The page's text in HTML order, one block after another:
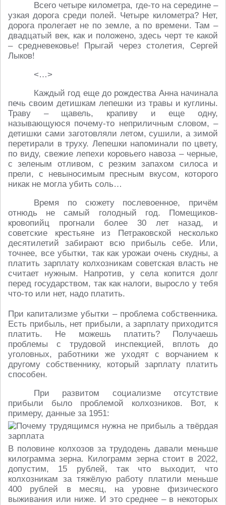
Всего четыре километра, где-то на середине –
узкая дорога среди полей. Четыре километра? Нет,
дорога пролегает не по земле, а по времени. Там –
двадцатый век, как и положено, здесь черт те какой
– средневековье! Прыгай через столетия, Сергей
Лыков!
<…>
Каждый год еще до рождества Анна начинала
печь своим детишкам лепешки из травы и куглины.
Траву – щавель, крапиву и еще одну,
называющуюся почему-то неприличным словом, –
детишки сами заготовляли летом, сушили, а зимой
перетирали в труху. Лепешки напоминали по цвету,
по виду, свежие лепехи коровьего навоза – черные,
с зеленым отливом, с резким запахом силоса и
прели, с невыносимым пресным вкусом, которого
никак не могла убить соль…
Время по сюжету послевоенное, причём
отнюдь не самый голодный год. Помещиков-
кровопийц прогнали более 30 лет назад, и
советские крестьяне из Петраковской несколько
десятилетий забирают всю прибыль себе. Или,
точнее, все убытки, так как урожаи очень скудны, а
платить зарплату колхозникам советская власть не
считает нужным. Напротив, у села копится долг
перед государством, так как налоги, выросло у тебя
что-то или нет, надо платить.
При капитализме убытки – проблема собственника.
Есть прибыль, нет прибыли, а зарплату приходится
платить. Не можешь платить? Получаешь
проблемы с трудовой инспекцией, вплоть до
уголовных, работники же уходят с ворчанием к
другому собственнику, который зарплату платить
способен.
При развитом социализме отсутствие
прибыли было проблемой колхозников. Вот, к
примеру, данные за 1951:
В половине колхозов за трудодень давали меньше
килограмма зерна. Килограмм зерна стоит в 2022,
допустим, 15 рублей, так что выходит, что
колхозникам за тяжёлую работу платили меньше
400 рублей в месяц, на уровне физического
выживания или ниже. И это среднее – в некоторых